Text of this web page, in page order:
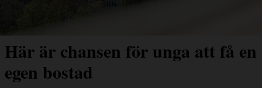
Här är chansen för unga att få en
egen bostad